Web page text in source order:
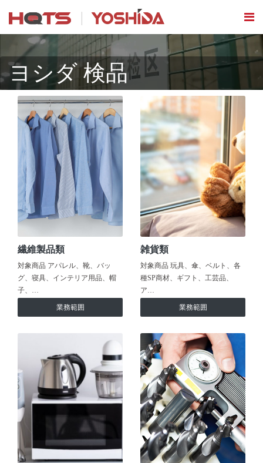
ヨシダ 検品
繊維製品類
対象商品 アパレル、靴、バッ
グ、寝具、インテリア用品、帽
子、…
業務範囲
雑貨類
対象商品 玩具、傘、ベルト、各
種SP商材、ギフト、工芸品、
ア…
業務範囲